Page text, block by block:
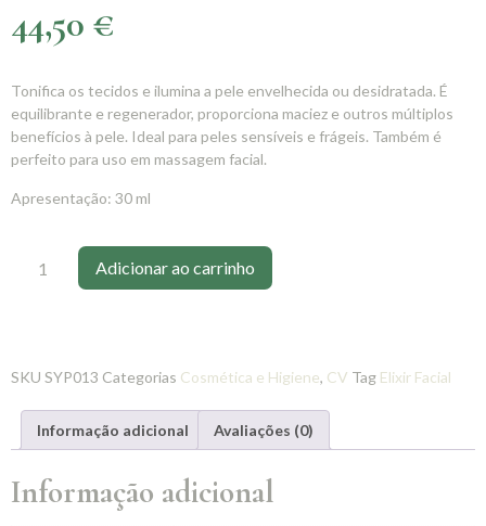
44,50 €
Tonifica os tecidos e ilumina a pele envelhecida ou desidratada. É
equilibrante e regenerador, proporciona maciez e outros múltiplos
benefícios à pele. Ideal para peles sensíveis e frágeis. Também é
perfeito para uso em massagem facial.
Apresentação: 30 ml
Adicionar ao carrinho
SKU SYP013 Categorias Cosmética e Higiene, CV Tag Elixir Facial
Informação adicional Avaliações (0)
Informação adicional